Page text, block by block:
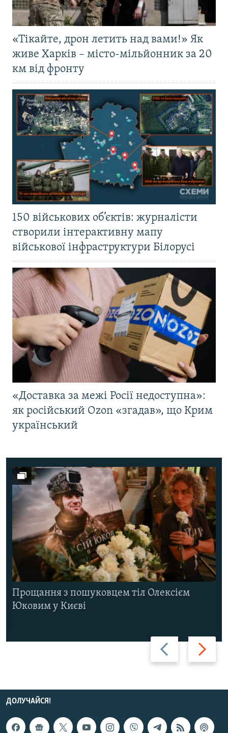
«Тікайте, дрон летить над вами!» Як
живе Харків – місто-мільйонник за 20
км від фронту
150 військових об’єктів: журналісти
створили інтерактивну мапу
військової інфраструктури Білорусі
«Доставка за межі Росії недоступна»:
як російський Ozon «згадав», що Крим
український
Назад Вперед
Прощання з пошуковцем тіл Олексієм
Юковим у Києві
ДОЛУЧАЙСЯ!